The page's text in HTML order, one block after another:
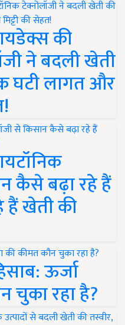
की
ने बदली खेती
घटी लागत और
कैसे बढ़ा रहे हैं
हैं खेती की
ऊर्जा
चुका रहा है?